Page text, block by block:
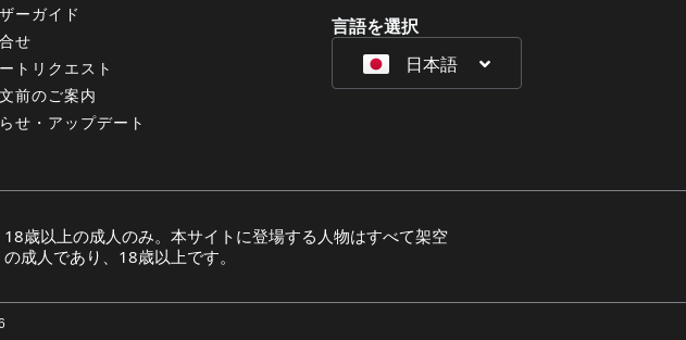
ーガイド
せ
トリクエスト
前のご案内
せ・アップデート
言語を選択
日本語
Français
Deutsch
18歳以上の成人のみ。本サイトに登場する人物はすべて架空
の成人であり、18歳以上です。